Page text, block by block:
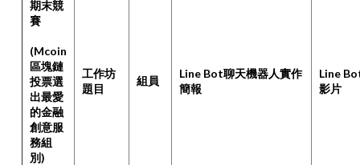
期末競
賽
(Mcoin
區塊鏈
投票選
出最愛
的金融
創意服
務組
別)
工作坊
題目
組員
Line Bot聊天機器人實作
簡報
Line
影片